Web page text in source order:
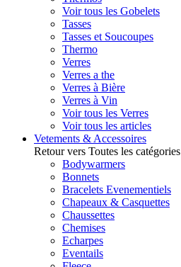
Voir tous les Gobelets
Tasses
Tasses et Soucoupes
Thermo
Verres
Verres a the
Verres à Bière
Verres à Vin
Voir tous les Verres
Voir tous les articles
Vetements & Accessoires
Retour vers Toutes les catégories
Bodywarmers
Bonnets
Bracelets Evenementiels
Chapeaux & Casquettes
Chaussettes
Chemises
Echarpes
Eventails